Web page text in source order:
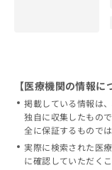
【医療機関の情報に
掲載している情報は
独自に収集したもの
全に保証するものでは
実際に検索された医
に確認していただく